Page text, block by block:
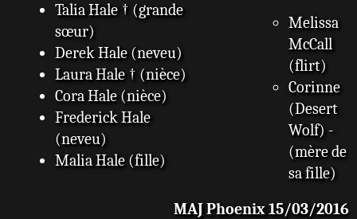
Talia Hale † (grande
sœur)
Derek Hale (neveu)
Laura Hale † (nièce)
Cora Hale (nièce)
Frederick Hale
(neveu)
Malia Hale (fille)
Melissa
McCall
(flirt)
Corinne
(Desert
Wolf) -
(mère de
sa fille)
MAJ Phoenix 15/03/2016